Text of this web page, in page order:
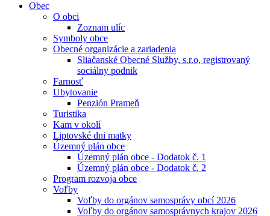
Obec
O obci
Zoznam ulíc
Symboly obce
Obecné organizácie a zariadenia
Sliačanské Obecné Služby, s.r.o, registrovaný
sociálny podnik
Farnosť
Ubytovanie
Penzión Prameň
Turistika
Kam v okolí
Liptovské dni matky
Územný plán obce
Územný plán obce - Dodatok č. 1
Územný plán obce - Dodatok č. 2
Program rozvoja obce
Voľby
Voľby do orgánov samosprávy obcí 2026
Voľby do orgánov samosprávnych krajov 2026